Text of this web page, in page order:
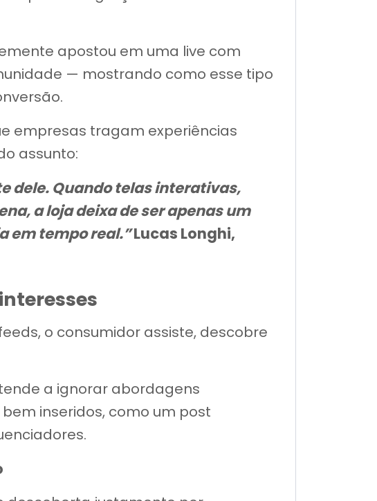
apostou em uma live com
— mostrando como esse tipo
empresas tragam experiências
assunto:
dele. Quando telas interativas,
a loja deixa de ser apenas um
em tempo real.”Lucas Longhi,
o consumidor assiste, descobre
a ignorar abordagens
inseridos, como um post